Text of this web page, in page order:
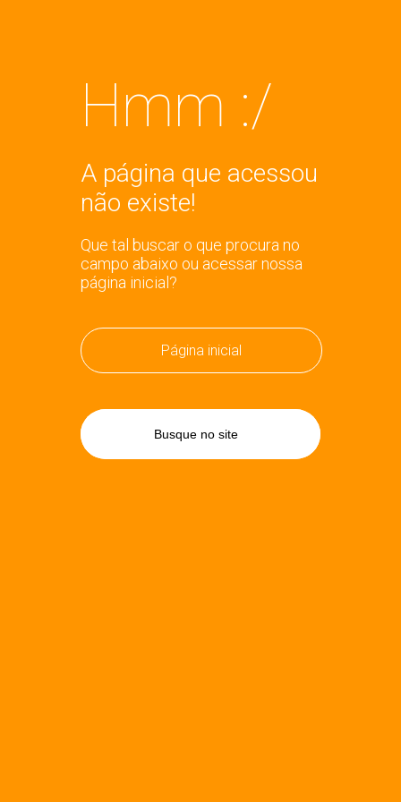
Hmm :/
A página que acessou
não existe!
Que tal buscar o que procura no
campo abaixo ou acessar nossa
página inicial?
Página inicial